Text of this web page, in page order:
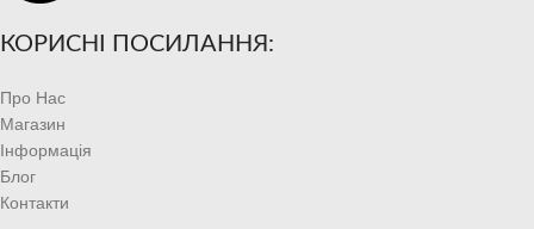
КОРИСНІ ПОСИЛАННЯ:
Про Нас
Магазин
Інформація
Блог
Контакти